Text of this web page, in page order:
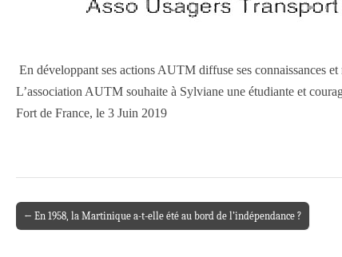
En développant ses actions AUTM diffuse ses connaissances et
L’association AUTM souhaite à Sylviane une étudiante et
Fort de France, le 3 Juin 2019
Post navigation
← En 1958, la Martinique a-t-elle été au bord de l’indépendance ?